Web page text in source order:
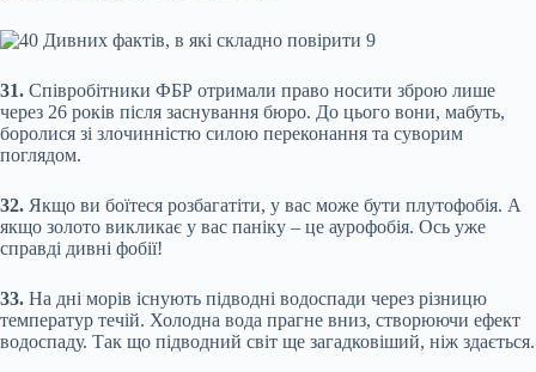
31. Співробітники ФБР отримали право носити зброю лише
через 26 років після заснування бюро. До цього вони, мабуть,
боролися зі злочинністю силою переконання та суворим
поглядом.
32. Якщо ви боїтеся розбагатіти, у вас може бути плутофобія. А
якщо золото викликає у вас паніку – це аурофобія. Ось уже
справді дивні фобії!
33. На дні морів існують підводні водоспади через різницю
температур течій. Холодна вода прагне вниз, створюючи ефект
водоспаду. Так що підводний світ ще загадковіший, ніж здається.